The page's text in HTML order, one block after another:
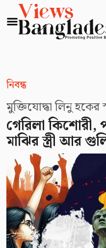
নিবন্ধ
মুক্তিযোদ্ধা লিনু হকের
গেরিলা কিশোরী,
মাঝির স্ত্রী আর